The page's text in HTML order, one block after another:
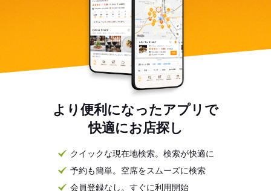
より便利になったアプリで
快適にお店探し
クイックな現在地検索。検索が快適に
予約も簡単。空席をスムーズに検索
会員登録なし。すぐに利用開始